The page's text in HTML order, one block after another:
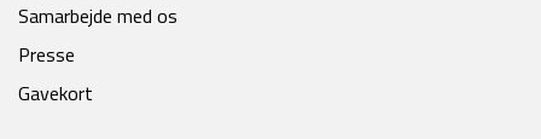
Samarbejde med os
Presse
Gavekort